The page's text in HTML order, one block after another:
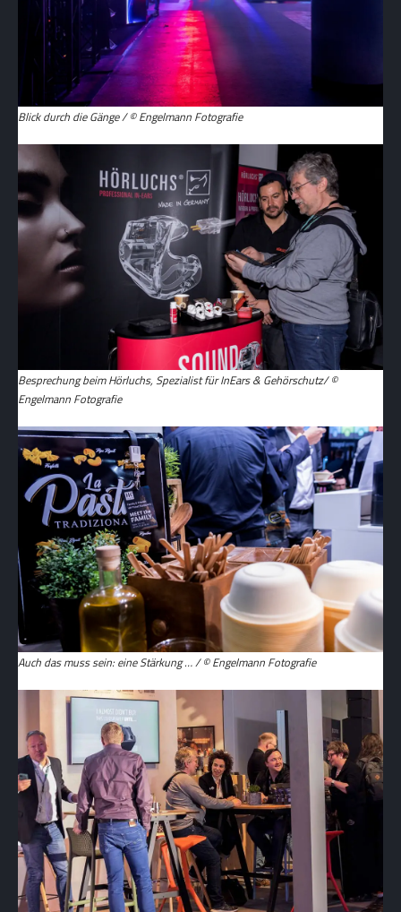
Blick durch die Gänge / © Engelmann Fotografie
Besprechung beim Hörluchs, Spezialist für InEars & Gehörschutz/ ©
Engelmann Fotografie
Auch das muss sein: eine Stärkung … / © Engelmann Fotografie